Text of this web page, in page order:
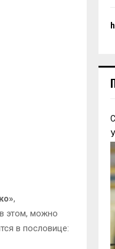
,
этом, можно
в пословице: